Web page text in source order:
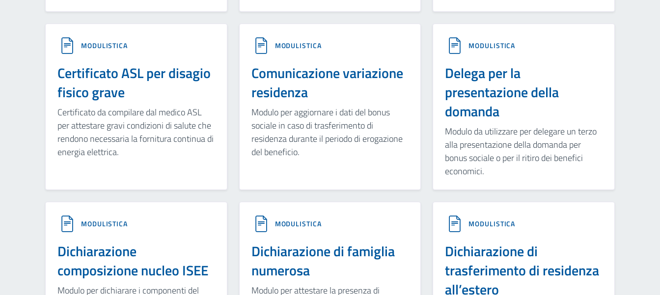
MODULISTICA
Certificato ASL per disagio
fisico grave
Certificato da compilare dal medico ASL
per attestare gravi condizioni di salute che
rendono necessaria la fornitura continua di
energia elettrica.
MODULISTICA
Comunicazione variazione
residenza
Modulo per aggiornare i dati del bonus
sociale in caso di trasferimento di
residenza durante il periodo di erogazione
del beneficio.
MODULISTICA
Delega per la
presentazione della
domanda
Modulo da utilizzare per delegare un terzo
alla presentazione della domanda per
bonus sociale o per il ritiro dei benefici
economici.
MODULISTICA
Dichiarazione
composizione nucleo ISEE
Modulo per dichiarare i componenti del
MODULISTICA
Dichiarazione di famiglia
numerosa
Modulo per attestare la presenza di
MODULISTICA
Dichiarazione di
trasferimento di residenza
all’estero